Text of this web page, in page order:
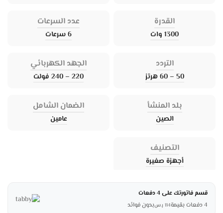
القدرة
1300 وات
عدد السرعات
6 سرعات
التردد
50 – 60 هرتز
الجهد الكهربائي
220 – 240 فولت
بلد المنشأ
الصين
الضمان الشامل
عامين
التصنيف
أجهزة صغيرة
قسم فاتورتك على 4 دفعات
4 دفعات بقيمة
114 ر.سبدون فوائد